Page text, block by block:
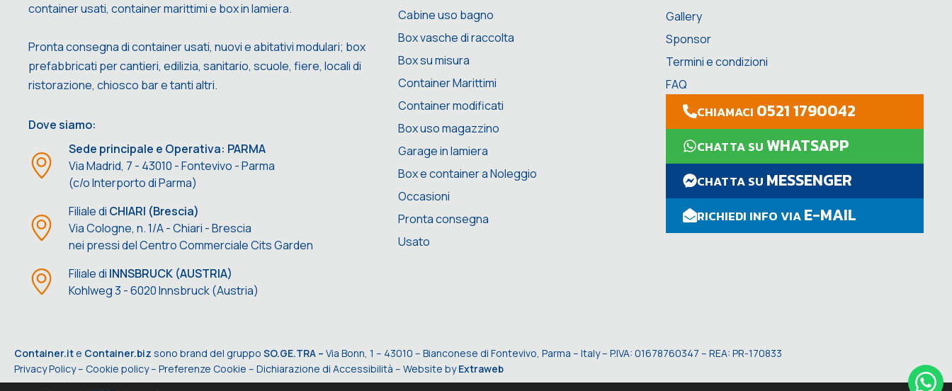
container usati, container marittimi e box in lamiera.
Pronta consegna di container usati, nuovi e abitativi modulari; box
prefabbricati per cantieri, edilizia, sanitario, scuole, fiere, locali di
ristorazione, chiosco bar e tanti altri.
Dove siamo:
Sede principale e Operativa: PARMA
Via Madrid, 7 - 43010 - Fontevivo - Parma
(c/o Interporto di Parma)
Filiale di CHIARI (Brescia)
Via Cologne, n. 1/A - Chiari - Brescia
nei pressi del Centro Commerciale Cits Garden
Filiale di INNSBRUCK (AUSTRIA)
Kohlweg 3 - 6020 Innsbruck (Austria)
Cabine uso bagno
Box vasche di raccolta
Box su misura
Container Marittimi
Container modificati
Box uso magazzino
Garage in lamiera
Box e container a Noleggio
Occasioni
Pronta consegna
Usato
Gallery
Sponsor
Termini e condizioni
FAQ
CHIAMACI 0521 1790042
CHATTA SUWHATSAPP
CHATTA SU MESSENGER
RICHIEDI INFO VIA E-MAIL
Container.it e Container.biz sono brand del gruppo SO.GE.TRA – Via Bonn, 1 – 43010 – Bianconese di Fontevivo, Parma – Italy – P.IVA: 01678760347 – REA: PR-170833
Privacy Policy– Cookie policy– Preferenze Cookie – Dichiarazione di Accessibilità – Website byExtraweb